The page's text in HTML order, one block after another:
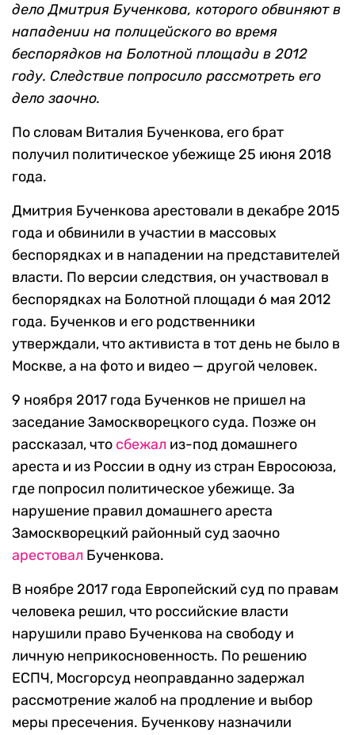
дело Дмитрия Бученкова, которого обвиняют в
нападении на полицейского во время
беспорядков на Болотной площади в 2012
году. Следствие попросило рассмотреть его
дело заочно.
По словам Виталия Бученкова, его брат
получил политическое убежище 25 июня 2018
года.
Дмитрия Бученкова арестовали в декабре 2015
года и обвинили в участии в массовых
беспорядках и в нападении на представителей
власти. По версии следствия, он участвовал в
беспорядках на Болотной площади 6 мая 2012
года. Бученков и его родственники
утверждали, что активиста в тот день не было в
Москве, а на фото и видео — другой человек.
9 ноября 2017 года Бученков не пришел на
заседание Замоскворецкого суда. Позже он
рассказал, что сбежал из-под домашнего
ареста и из России в одну из стран Евросоюза,
где попросил политическое убежище. За
нарушение правил домашнего ареста
Замоскворецкий районный суд заочно
арестовал Бученкова.
В ноябре 2017 года Европейский суд по правам
человека решил, что российские власти
нарушили право Бученкова на свободу и
личную неприкосновенность. По решению
ЕСПЧ, Мосгорсуд неоправданно задержал
рассмотрение жалоб на продление и выбор
меры пресечения. Бученкову назначили